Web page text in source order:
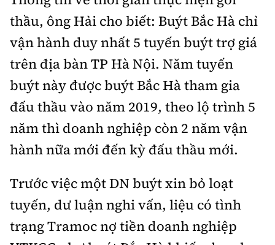
thầu, ông Hải cho biết: Buýt Bắc Hà chỉ
vận hành duy nhất 5 tuyến buýt trợ giá
trên địa bàn TP Hà Nội. Năm tuyến
buýt này được buýt Bắc Hà tham gia
đấu thầu vào năm 2019, theo lộ trình 5
năm thì doanh nghiệp còn 2 năm vận
hành nữa mới đến kỳ đấu thầu mới.
Trước việc một DN buýt xin bỏ loạt
tuyến, dư luận nghi vấn, liệu có tình
trạng Tramoc nợ tiền doanh nghiệp